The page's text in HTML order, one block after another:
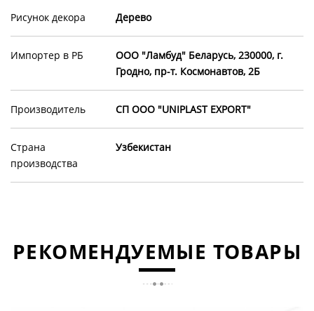
Рисунок декора Дерево
Импортер в РБ
OOO "Ламбуд" Беларусь, 230000, г.
Гродно, пр-т. Космонавтов, 2Б
Производитель СП ООО "UNIPLAST EXPORT"
Страна
производства
Узбекистан
РЕКОМЕНДУЕМЫЕ ТОВАРЫ